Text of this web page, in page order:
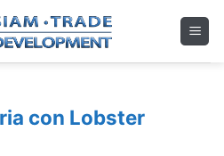
con Lobster